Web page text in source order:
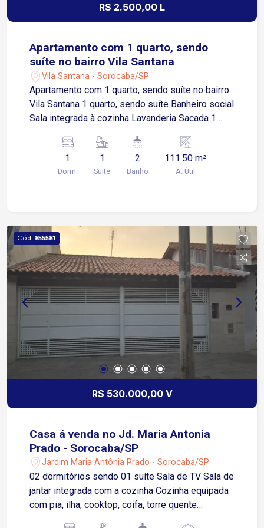
R$ 2.500,00 L
Apartamento com 1 quarto, sendo
suíte no bairro Vila Santana
Vila Santana - Sorocaba/SP
Apartamento com 1 quarto, sendo suíte no bairro
Vila Santana 1 quarto, sendo suíte Banheiro social
Sala integrada à cozinha Lavanderia Sacada 1
(possibilidade de negociação) Localização
Localizado na Vila Santana, bairro tradicional de
Sorocaba com excelente infraestrutura
de Sorocaba Fácil acesso à Avenida Dom Aguirre
em cerca de 7 minutos Aproximadamente 10
minutos da Rodovia Castelo Branco Região
próxima a supermercados, farmácias, escolas,
hospitais, padarias, restaurantes e diversos
comércios e serviços Transporte público nas
proximidades, facilitando o deslocamento para
diferentes regiões da cidade
1
Dorm.
1
Suite
2
Banho
111.50 m²
A. Útil
Cód. 855581
R$ 530.000,00 V
Casa á venda no Jd. Maria Antonia
Prado - Sorocaba/SP
Jardim Maria Antônia Prado - Sorocaba/SP
02 dormitórios sendo 01 suíte Sala de TV Sala de
jantar integrada com a cozinha Cozinha equipada
com pia, ilha, cooktop, coifa, torre quente